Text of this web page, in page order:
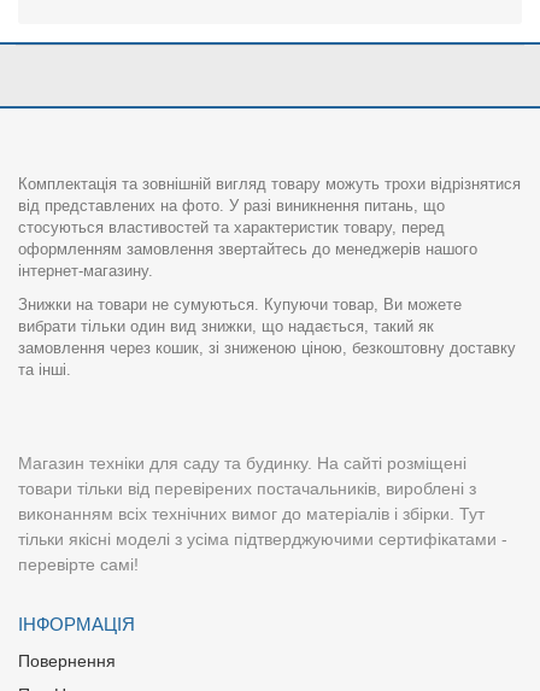
Комплектація та зовнішній вигляд товару можуть трохи відрізнятися
від представлених на фото. У разі виникнення питань, що
стосуються властивостей та характеристик товару, перед
оформленням замовлення звертайтесь до менеджерів нашого
інтернет-магазину.
Знижки на товари не сумуються. Купуючи товар, Ви можете
вибрати тільки один вид знижки, що надається, такий як
замовлення через кошик, зі зниженою ціною, безкоштовну доставку
та інші.
Магазин техніки для саду та будинку. На сайті розміщені
товари тільки від перевірених постачальників, вироблені з
виконанням всіх технічних вимог до матеріалів і збірки. Тут
тільки якісні моделі з усіма підтверджуючими сертифікатами -
перевірте самі!
ІНФОРМАЦІЯ
Повернення